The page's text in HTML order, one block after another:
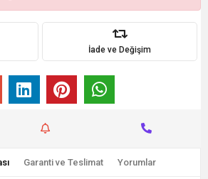
İade ve Değişim
Garanti ve Teslimat Yorumlar